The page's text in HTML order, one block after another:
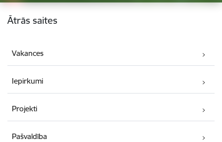
Kājene
Ātrās saites
Vakances
Iepirkumi
Projekti
Pašvaldība